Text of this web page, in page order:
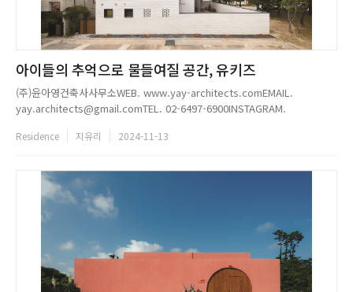
아이들의 추억으로 물들여질 공간, 유키즈
(주)윤아영건축사사무소WEB. www.yay-architects.comEMAIL.
yay.architects@gmail.comTEL. 02-6497-6900INSTAGRAM.
Residence 지유리 2024-11-13